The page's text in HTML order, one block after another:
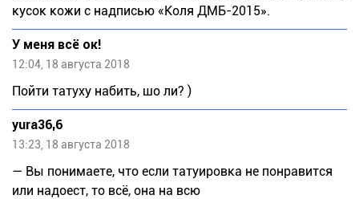
кусок кожи с надписью «Коля ДМБ-2015».
У меня всё ок!
12:04, 18 августа 2018
Пойти татуху набить, шо ли? )
yura36,6
13:23, 18 августа 2018
— Вы понимаете, что если татуировка не понравится
или надоест, то всё, она на всю